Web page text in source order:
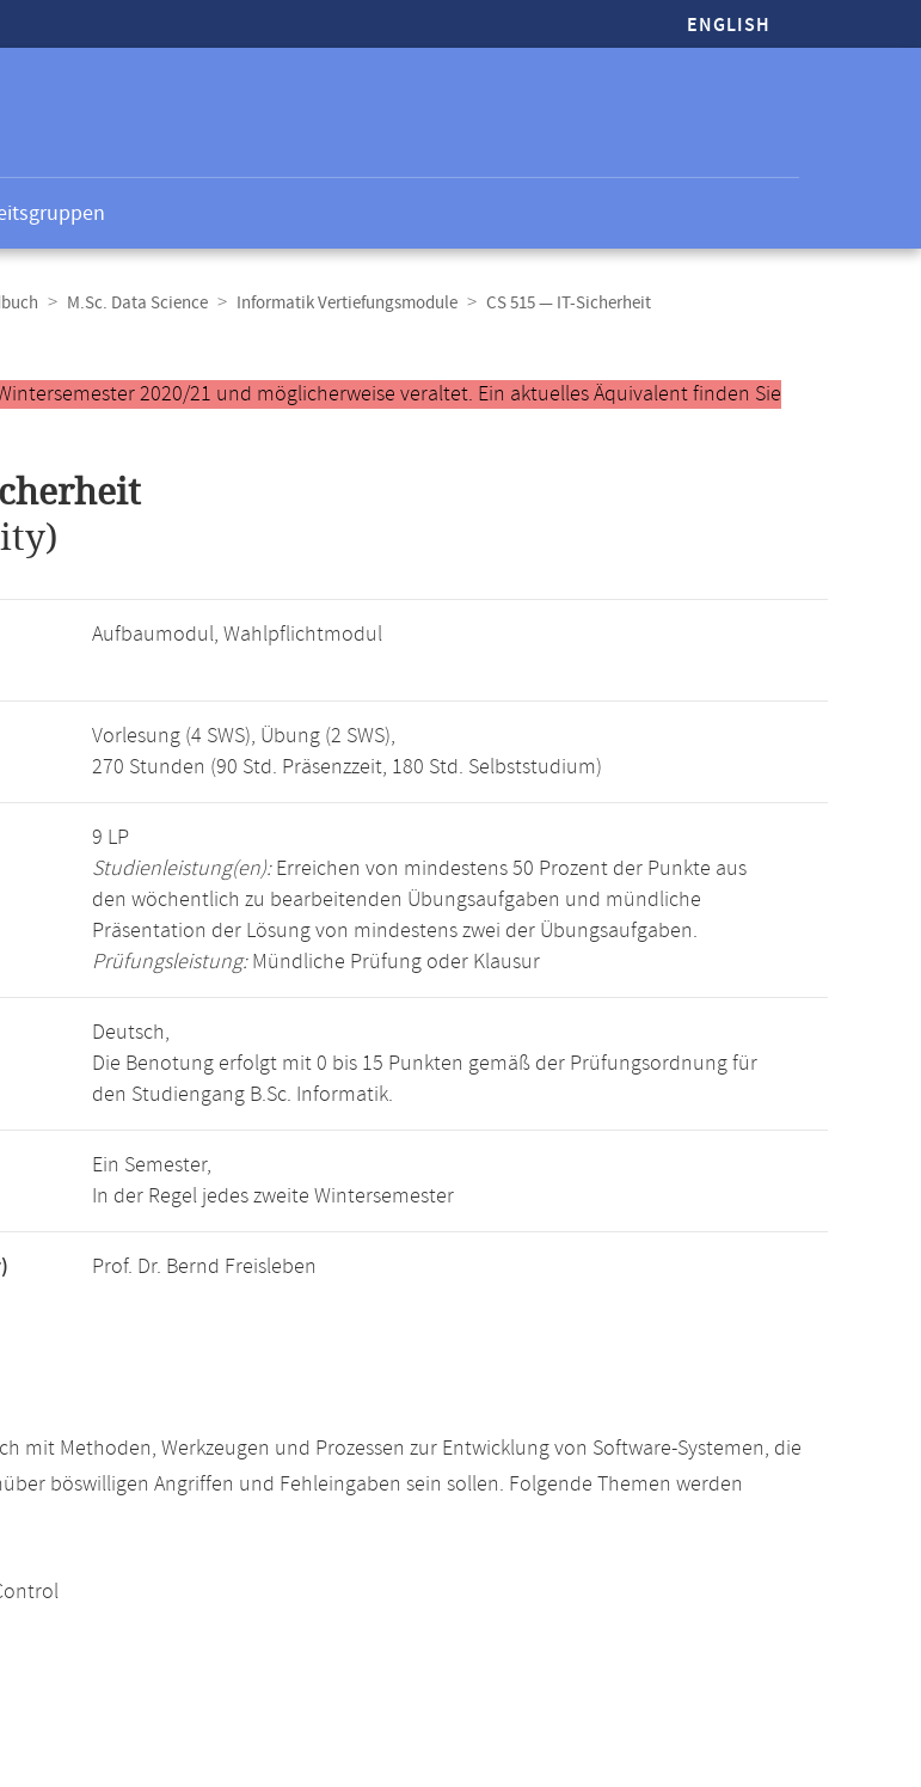
ENGLISH
M.Sc. Data Science Informatik Vertiefungsmodule CS 515 — IT-Sicherheit
2020/21 und möglicherweise veraltet. Ein aktuelles Äquivalent finden Sie
Aufbaumodul, Wahlpflichtmodul
Vorlesung (4 SWS), Übung (2 SWS),
270 Stunden (90 Std. Präsenzzeit, 180 Std. Selbststudium)
9 LP
Studienleistung(en):Erreichen von mindestens 50 Prozent der Punkte aus
den wöchentlich zu bearbeitenden Übungsaufgaben und mündliche
Präsentation der Lösung von mindestens zwei der Übungsaufgaben.
Prüfungsleistung:Mündliche Prüfung oder Klausur
Deutsch,
Die Benotung erfolgt mit 0 bis 15 Punkten gemäß der Prüfungsordnung für
den Studiengang B.Sc. Informatik.
Ein Semester,
In der Regel jedes zweite Wintersemester
Prof. Dr. Bernd Freisleben
mit Methoden, Werkzeugen und Prozessen zur Entwicklung von Software-Systemen, die
böswilligen Angriffen und Fehleingaben sein sollen. Folgende Themen werden